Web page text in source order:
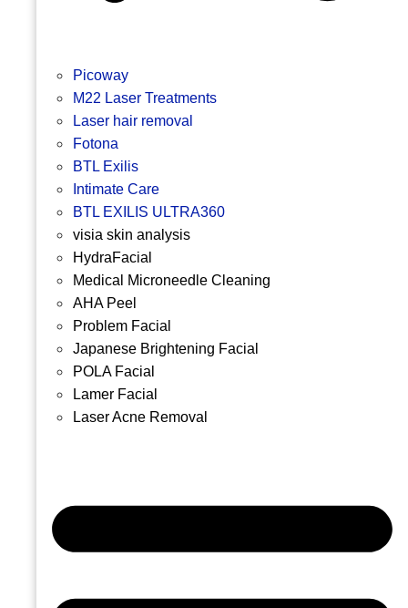
Picoway
M22 Laser Treatments
Laser hair removal
Fotona
BTL Exilis
Intimate Care
BTL EXILIS ULTRA360
visia skin analysis
HydraFacial
Medical Microneedle Cleaning
AHA Peel
Problem Facial
Japanese Brightening Facial
POLA Facial
Lamer Facial
Laser Acne Removal